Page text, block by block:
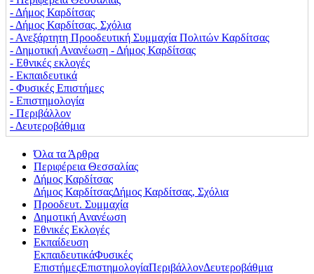
‐ Δήμος Καρδίτσας
‐ Δήμος Καρδίτσας, Σχόλια
‐ Ανεξάρτητη Προοδευτική Συμμαχία Πολιτών Καρδίτσας
‐ Δημοτική Ανανέωση - Δήμος Καρδίτσας
‐ Εθνικές εκλογές
‐ Εκπαιδευτικά
‐ Φυσικές Επιστήμες
‐ Επιστημολογία
‐ Περιβάλλον
‐ Δευτεροβάθμια
Όλα τα Άρθρα
Περιφέρεια Θεσσαλίας
Δήμος Καρδίτσας
Δήμος ΚαρδίτσαςΔήμος Καρδίτσας, Σχόλια
Προοδευτ. Συμμαχία
Δημοτική Ανανέωση
Εθνικές Εκλογές
Εκπαίδευση
ΕκπαιδευτικάΦυσικές
ΕπιστήμεςΕπιστημολογίαΠεριβάλλονΔευτεροβάθμια